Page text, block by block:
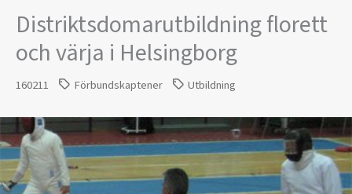
Distriktsdomarutbildning florett
och värja i Helsingborg
160211 Förbundskaptener Utbildning